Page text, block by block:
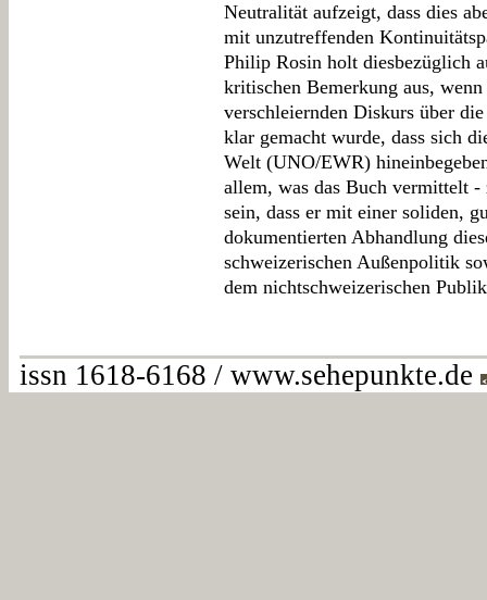
Neutralität aufzeigt, dass dies
mit unzutreffenden
Philip Rosin holt diesbezüglich
kritischen Bemerkung aus,
verschleiernden Diskurs über
klar gemacht wurde, dass sich
Welt (UNO/EWR)
allem, was das Buch vermittelt
sein, dass er mit einer soliden,
dokumentierten Abhandlung
schweizerischen Außenpolitik
dem nichtschweizerischen
issn 1618-6168 / www.sehepunkte.de